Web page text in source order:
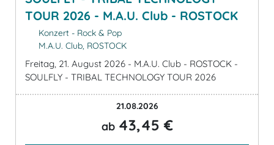
TOUR 2026 - M.A.U. Club - ROSTOCK
Konzert - Rock & Pop
M.A.U. Club, ROSTOCK
Freitag, 21. August 2026 - M.A.U. Club - ROSTOCK -
SOULFLY - TRIBAL TECHNOLOGY TOUR 2026
21.08.2026
ab 43,45 €